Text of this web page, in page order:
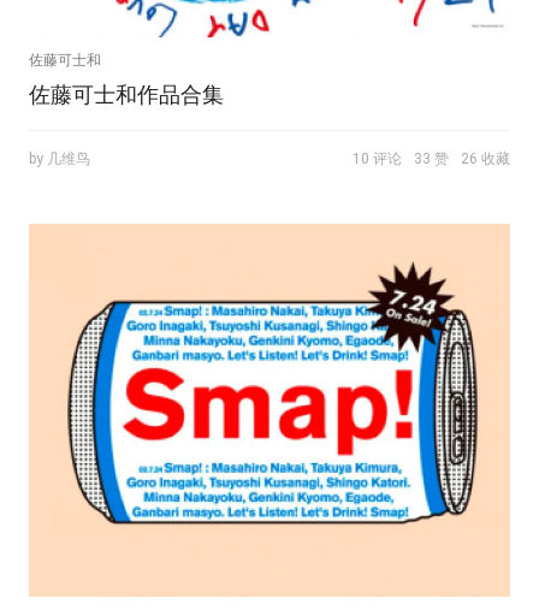
佐藤可士和
佐藤可士和作品合集
by 几维鸟 10 评论 33 赞 26 收藏